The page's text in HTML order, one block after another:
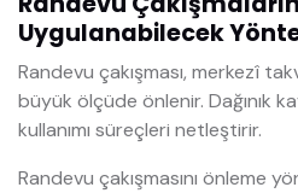
Uygulanabilecek
Randevu çakışması, merkezî
büyük ölçüde önlenir. Dağınık
kullanımı süreçleri netleştirir.
Randevu çakışmasını önleme